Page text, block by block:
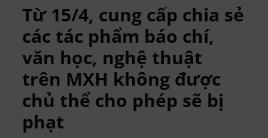
Từ 15/4, cung cấp chia sẻ
các tác phẩm báo chí,
văn học, nghệ thuật
trên MXH không được
chủ thể cho phép sẽ bị
phạt